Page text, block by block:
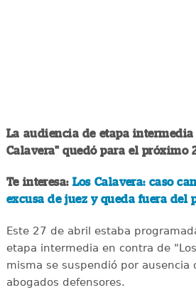
La audiencia de etapa intermedia
Calavera" quedó para el próximo
Te interesa: Los Calavera: caso
excusa de juez y queda fuera del
Este 27 de abril estaba
etapa intermedia en contra de
misma se suspendió por ausencia
abogados defensores.